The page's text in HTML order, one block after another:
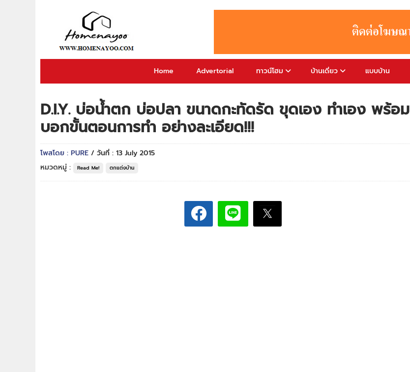
Home Advertorial ทาวน์โฮม บ้านเดี่ยว แบบบ้าน
D.I.Y. บ่อน้ำตก บ่อปลา ขนาดกะทัดรัด ขุดเอง ทำเอง พร้อม
บอกขั้นตอนการทำ อย่างละเอียด!!!
โพสโดย : PURE / วันที่ : 13 July 2015
หมวดหมู่ :
Read Me! ตกแต่งบ้าน